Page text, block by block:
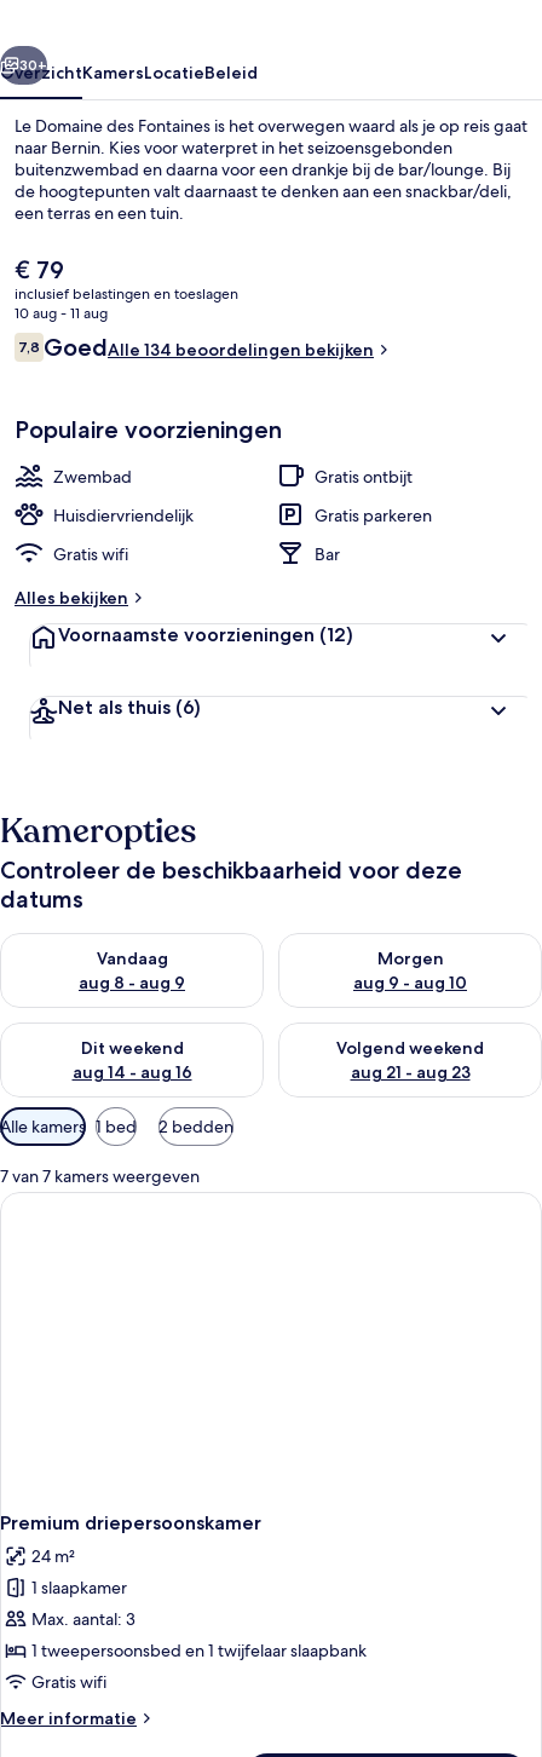
Volgende
30+
OverzichtKamersLocatieBeleid
Le Domaine des Fontaines is het overwegen waard als je op reis gaat
naar Bernin. Kies voor waterpret in het seizoensgebonden
buitenzwembad en daarna voor een drankje bij de bar/lounge. Bij
de hoogtepunten valt daarnaast te denken aan een snackbar/deli,
een terras en een tuin.
De
huidige
prijs
is
€ 79
€ 79
inclusief belastingen en toeslagen
10 aug - 11 aug
Beoordelingen
7,87,8 op 10 –
GoedAlle 134 beoordelingen bekijken
Populaire voorzieningen
Zwembad
Gratis ontbijt
Huisdiervriendelijk
Gratis parkeren
Gratis wifi
Bar
Alles bekijken
Voornaamste voorzieningen (12)
Net als thuis (6)
Kameropties
Controleer de beschikbaarheid voor deze
datums
Vandaag
aug 8 - aug 9
De beschikbaarheid controleren voor vanavond aug 8 - aug 9
Morgen
aug 9 - aug 10
De beschikbaarheid
Dit weekend
aug 14 - aug 16
De beschikbaarheid controleren voor dit weekend aug 14 -
Volgend weekend
aug 21 - aug 23
De beschikbaarheid
Beschikbare
filters
voor
kamers
Alle kamers 1 bed 2 bedden
7 van 7 kamers weergeven
Premium driepersoonskamer
24 m²
1 slaapkamer
Max. aantal: 3
1 tweepersoonsbed en 1 twijfelaar slaapbank
Gratis wifi
Meer informatie
Meer